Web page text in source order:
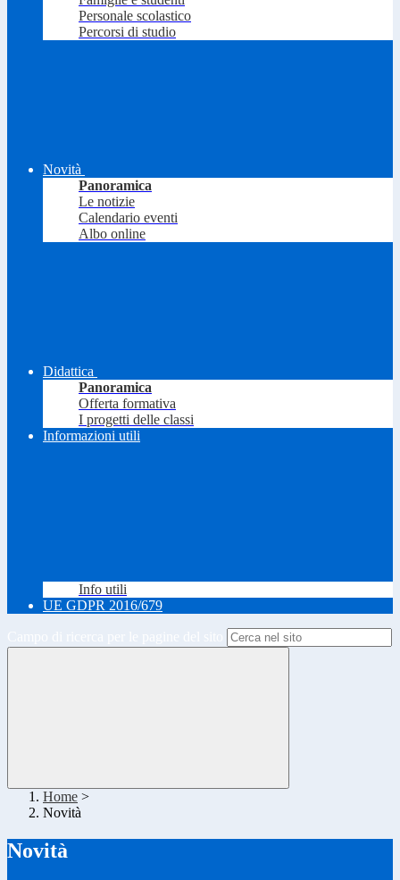
Personale scolastico
Percorsi di studio
Novità
Panoramica
Le notizie
Calendario eventi
Albo online
Didattica
Panoramica
Offerta formativa
I progetti delle classi
Informazioni utili
Info utili
UE GDPR 2016/679
Home >
Novità
Novità